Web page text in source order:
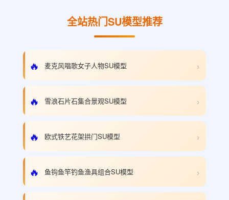
全站热门SU模型推荐
🔥 麦克风唱歌女子人物SU模型 ›
🔥 雪浪石片石集合景观SU模型 ›
🔥 欧式铁艺花架拱门SU模型 ›
🔥 鱼钩鱼竿钓鱼渔具组合SU模型 ›